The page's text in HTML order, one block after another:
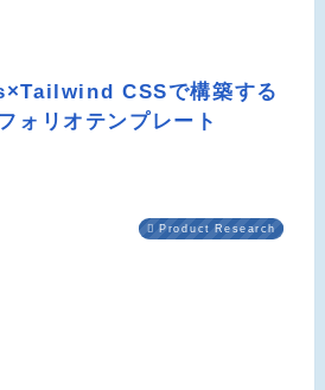
CSSで構築する
ォリオテンプレート
Product Research